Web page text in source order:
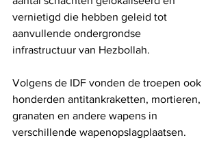
vernietigd die hebben geleid tot
aanvullende ondergrondse
infrastructuur van Hezbollah.
Volgens de IDF vonden de troepen ook
honderden antitankraketten, mortieren,
granaten en andere wapens in
verschillende wapenopslagplaatsen.